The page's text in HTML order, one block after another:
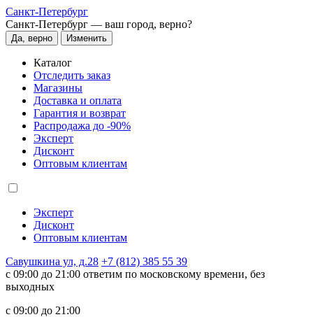
Санкт-Петербург
Санкт-Петербург — ваш город, верно?
Да, верно Изменить
Каталог
Отследить заказ
Магазины
Доставка и оплата
Гарантия и возврат
Распродажа до -90%
Эксперт
Дисконт
Оптовым клиентам
Эксперт
Дисконт
Оптовым клиентам
Савушкина ул, д.28 +7 (812) 385 55 39
c 09:00 до 21:00 ответим по московскому времени, без
выходных
c 09:00 до 21:00